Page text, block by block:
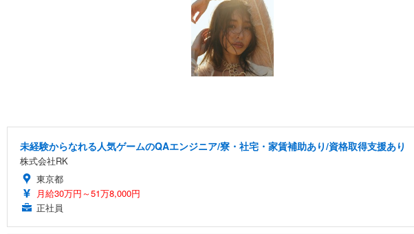
未経験からなれる人気ゲームのQAエンジニア/寮・社宅・家賃補助あり/資格取得支援あり
株式会社RK
東京都
月給30万円～51万8,000円
正社員